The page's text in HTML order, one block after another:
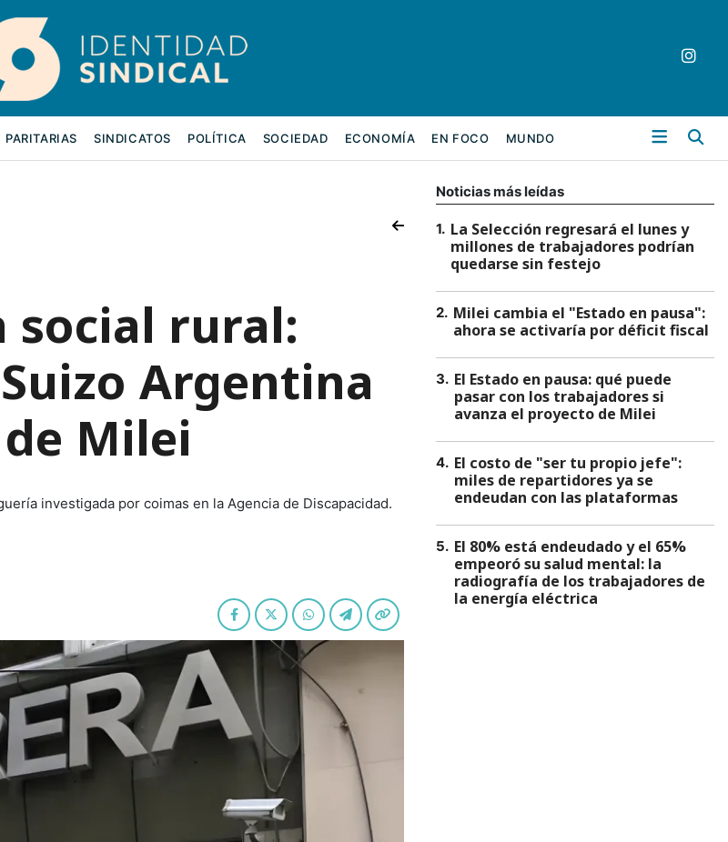
PARITARIAS SINDICATOS POLÍTICA SOCIEDAD ECONOMÍA EN FOCO MUNDO
social rural:
Argentina
Milei
investigada por coimas en la Agencia de Discapacidad.
Noticias más leídas
1. La Selección regresará el lunes y
millones de trabajadores podrían
quedarse sin festejo
2. Milei cambia el "Estado en pausa":
ahora se activaría por déficit fiscal
3. El Estado en pausa: qué puede
pasar con los trabajadores si
avanza el proyecto de Milei
4. El costo de "ser tu propio jefe":
miles de repartidores ya se
endeudan con las plataformas
5. El 80% está endeudado y el 65%
empeoró su salud mental: la
radiografía de los trabajadores de
la energía eléctrica